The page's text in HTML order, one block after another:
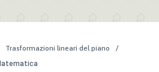
Trasformazioni lineari del piano
/